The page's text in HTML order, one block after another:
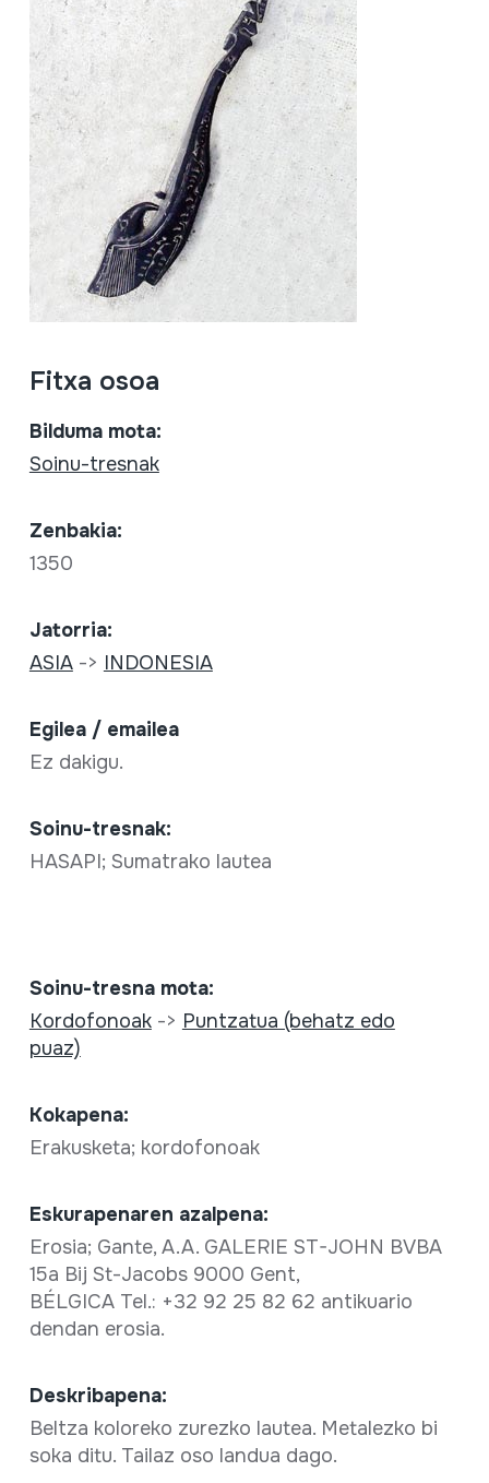
Fitxa osoa
Bilduma mota:
Soinu-tresnak
Zenbakia:
1350
Jatorria:
ASIA-> INDONESIA
Egilea / emailea
Ez dakigu.
Soinu-tresnak:
HASAPI; Sumatrako lautea
Soinu-tresna mota:
Kordofonoak-> Puntzatua (behatz edo
puaz)
Kokapena:
Erakusketa; kordofonoak
Eskurapenaren azalpena:
Erosia; Gante, A.A. GALERIE ST-JOHN BVBA
15a Bij St-Jacobs 9000 Gent,
BÉLGICA Tel.: +32 92 25 82 62 antikuario
dendan erosia.
Deskribapena:
Beltza koloreko zurezko lautea. Metalezko bi
soka ditu. Tailaz oso landua dago.